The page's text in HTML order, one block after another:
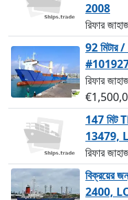
2008
রিফার
92 মিটার
রিফার
147 মিট
13479,
রিফার
বিক্রয়ের
2400,